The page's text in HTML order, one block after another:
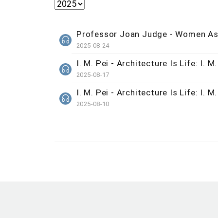
Professor Joan Judge - Women
2025-08-24
I. M. Pei - Architecture Is Life: I. M.
2025-08-17
I. M. Pei - Architecture Is Life: I. M.
2025-08-10